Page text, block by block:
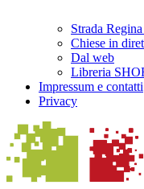
Strada
Chiese in
Dal web
Libreria
Impressum e contatti
Privacy